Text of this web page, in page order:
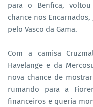
para o Benfica,
chance nos
pelo Vasco da Gama.
Com a camisa
Havelange e da
nova chance de
rumando para a
financeiros e queria